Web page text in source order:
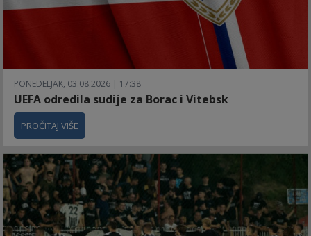
PONEDELJAK, 03.08.2026 | 17:38
UEFA odredila sudije za Borac i Vitebsk
PROČITAJ VIŠE